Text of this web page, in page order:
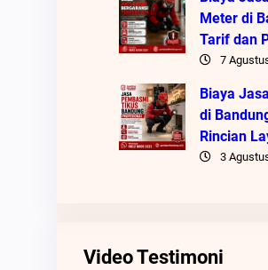
Meter di
Tarif dan
7
Biaya
di
Rincian
3
Video Testimoni